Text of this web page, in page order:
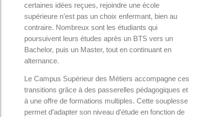
certaines idées reçues, rejoindre une école
supérieure n’est pas un choix enfermant, bien au
contraire. Nombreux sont les étudiants qui
poursuivent leurs études après un BTS vers un
Bachelor, puis un Master, tout en continuant en
alternance.
Le Campus Supérieur des Métiers accompagne ces
transitions grâce à des passerelles pédagogiques et
à une offre de formations multiples. Cette souplesse
permet d’adapter son niveau d’étude en fonction de